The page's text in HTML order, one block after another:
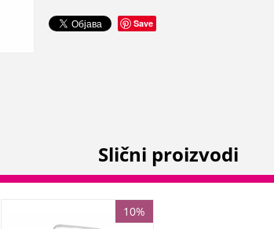
Save
Slični proizvodi
10%